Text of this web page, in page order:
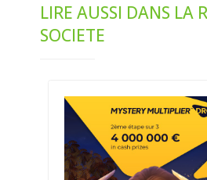
LIRE AUSSI DANS LA
SOCIETE